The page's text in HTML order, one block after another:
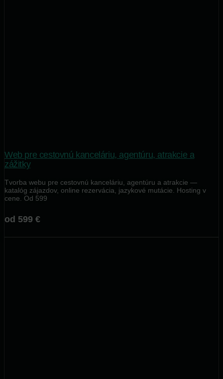
Web pre cestovnú kanceláriu, agentúru, atrakcie a
zážitky
Tvorba webu pre cestovnú kanceláriu, agentúru a atrakcie —
katalóg zájazdov, online rezervácia, jazykové mutácie. Hosting v
cene. Od 599
od 599 €